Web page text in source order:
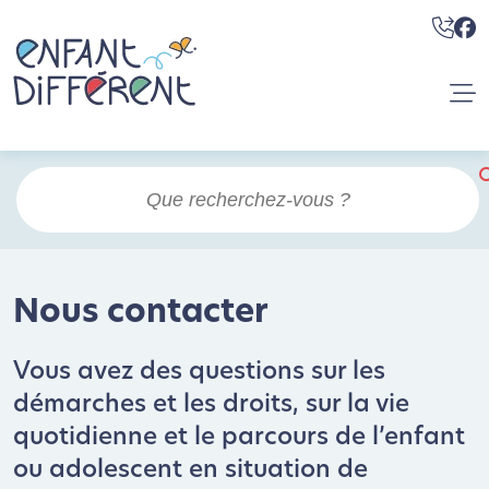
Nous contacter
Vous avez des questions sur les
démarches et les droits, sur la vie
quotidienne et le parcours de l’enfant
ou adolescent en situation de